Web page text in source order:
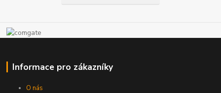
Informace pro zákazníky
O nás